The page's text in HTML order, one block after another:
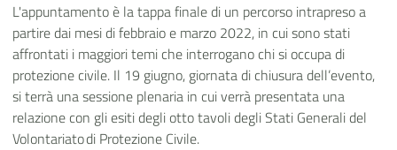
L'appuntamento è la tappa finale di un percorso intrapreso a
partire dai mesi di febbraio e marzo 2022, in cui sono stati
affrontati i maggiori temi che interrogano chi si occupa di
protezione civile. Il 19 giugno, giornata di chiusura dell’evento,
si terrà una sessione plenaria in cui verrà presentata una
relazione con gli esiti degli otto tavoli degli Stati Generali del
Volontariato di Protezione Civile.